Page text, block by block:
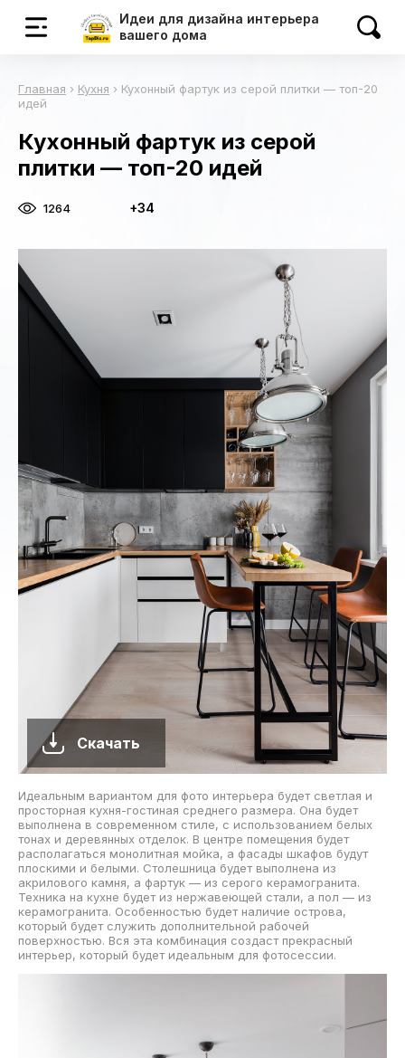
Идеи для дизайна интерьера
вашего дома
Главная › Кухня › Кухонный фартук из серой плитки — топ-20
идей
Кухонный фартук из серой
плитки — топ-20 идей
1264 +34
Скачать
Идеальным вариантом для фото интерьера будет светлая и
просторная кухня-гостиная среднего размера. Она будет
выполнена в современном стиле, с использованием белых
тонах и деревянных отделок. В центре помещения будет
располагаться монолитная мойка, а фасады шкафов будут
плоскими и белыми. Столешница будет выполнена из
акрилового камня, а фартук — из серого керамогранита.
Техника на кухне будет из нержавеющей стали, а пол — из
керамогранита. Особенностью будет наличие острова,
который будет служить дополнительной рабочей
поверхностью. Вся эта комбинация создаст прекрасный
интерьер, который будет идеальным для фотосессии.